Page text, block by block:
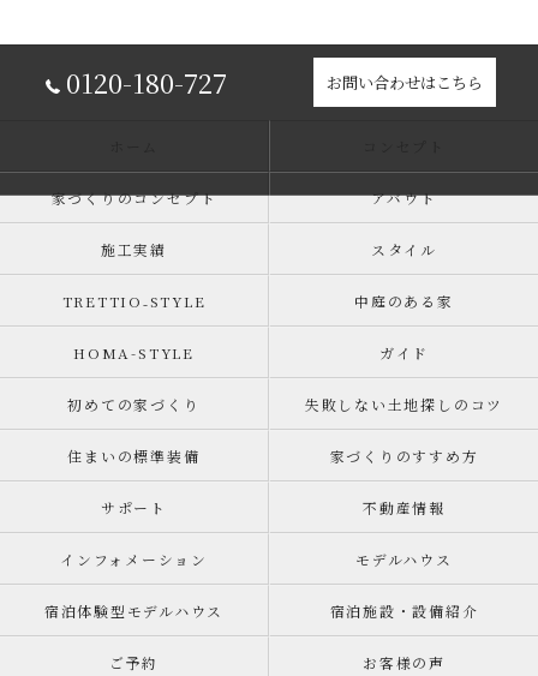
0120-180-727 お問い合わせはこちら
家づくりのコンセプト アバウト
施工実績 スタイル
TRETTIO₋STYLE 中庭のある家
HOMA-STYLE ガイド
初めての家づくり 失敗しない土地探しのコツ
住まいの標準装備 家づくりのすすめ方
サポート 不動産情報
インフォメーション モデルハウス
宿泊体験型モデルハウス 宿泊施設・設備紹介
ご予約 お客様の声